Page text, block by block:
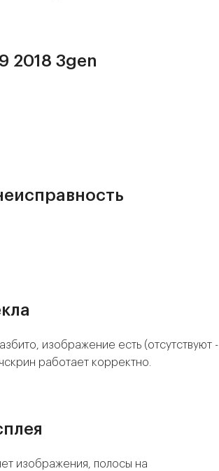
2018 3gen
изображение есть (отсутствуют -
работает корректно.
изображения, полосы на